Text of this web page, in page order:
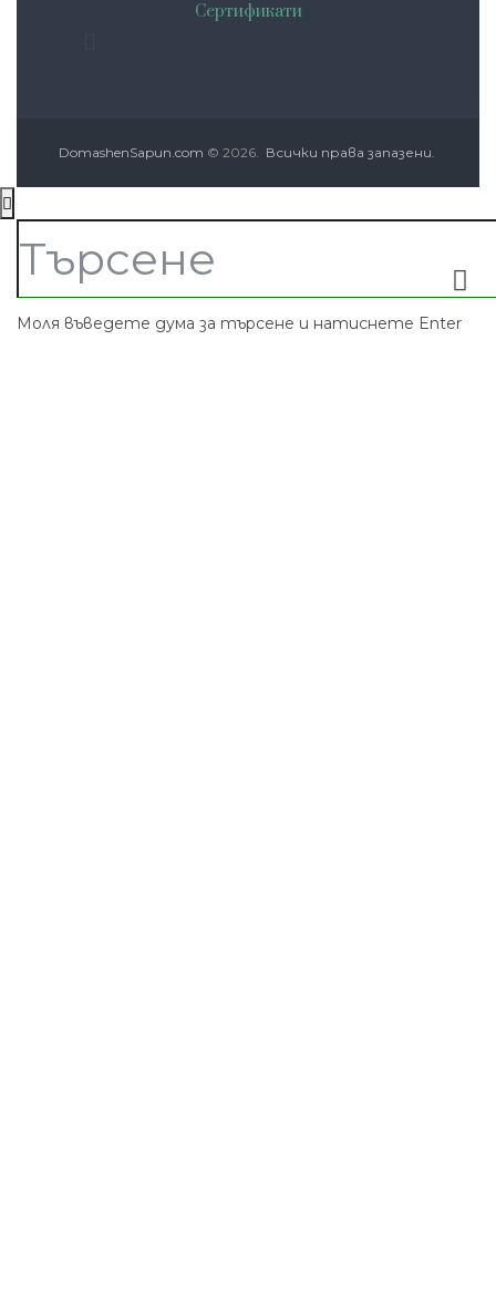
Сертификати
DomashenSapun.com © 2026. Всички права запазени.
Моля въведете дума за търсене и натиснете Enter